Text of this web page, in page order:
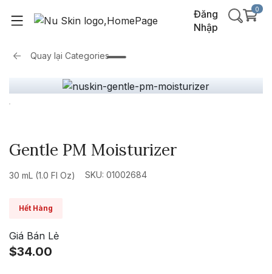
Đăng
Nhập
0
Quay lại Categories
Gentle PM Moisturizer
30 mL (1.0 Fl Oz) SKU: 01002684
Hết Hàng
Giá Bán Lẻ
$34.00